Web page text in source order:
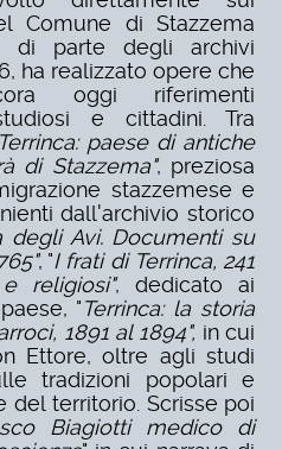
Comune di Stazzema
di parte degli archivi
ha realizzato opere che
oggi riferimenti
e cittadini. Tra
Terrinca: paese di antiche
di Stazzema", preziosa
stazzemese e
dall'archivio storico
degli Avi. Documenti su
, "I frati di Terrinca, 241
religiosi", dedicato ai
"Terrinca: la storia
1891 al 1894", in cui
Ettore, oltre agli studi
tradizioni popolari e
del territorio. Scrisse poi
Biagiotti medico di